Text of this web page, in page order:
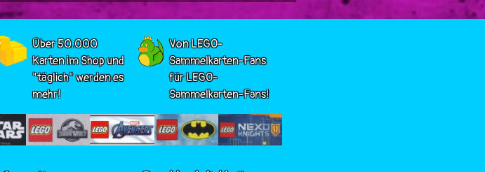
Über 50.000
Karten im Shop und
"täglich" werden es
mehr!
Von LEGO-
Sammelkarten-Fans
für LEGO-
Sammelkarten-Fans!